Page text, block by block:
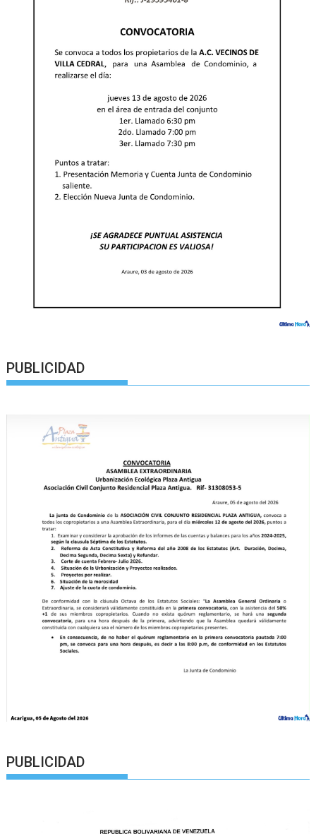
PUBLICIDAD
PUBLICIDAD